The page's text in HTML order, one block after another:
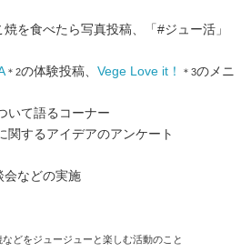
を食べたら写真投稿、「#ジュー活」
＊2の体験投稿、 Vege Love it！ ＊3のメニ
いて語るコーナー
関するアイデアのアンケート
会などの実施
どをジュージューと楽しむ活動のこと